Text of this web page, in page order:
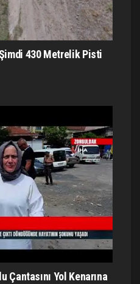
430 Metrelik Pisti
Çantasını Yol Kenarına